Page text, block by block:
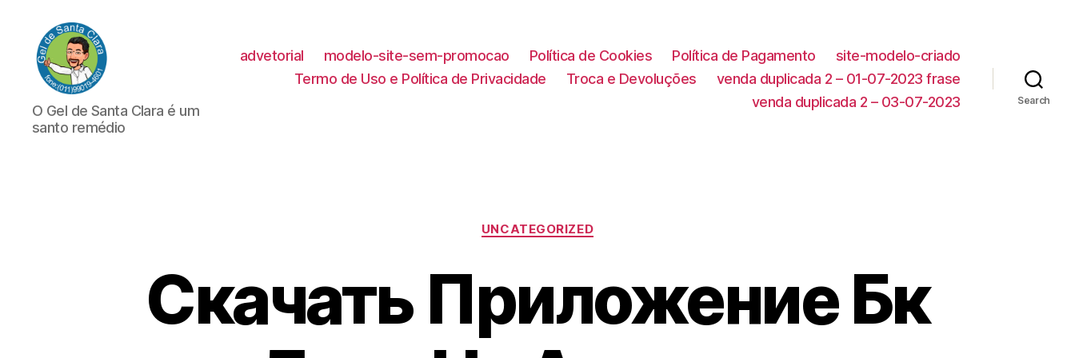
GEL
DE
SANTA
O Gel de Santa Clara é um
santo remédio
advetorial modelo-site-sem-promocao Política de Cookies Política de Pagamento
site-modelo-criado
Termo de Uso e Política de Privacidade
Troca e Devoluções
venda duplicada 2 – 01-07-2023 frase
venda duplicada 2 – 03-07-2023
Search
Categorias
UNCATEGORIZED
Скачать Приложение Бк